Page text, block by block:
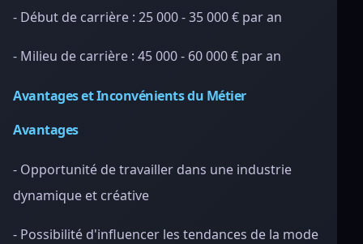
- Début de carrière : 25 000 - 35 000 € par an
- Milieu de carrière : 45 000 - 60 000 € par an
Avantages et Inconvénients du Métier
Avantages
- Opportunité de travailler dans une industrie
dynamique et créative
- Possibilité d'influencer les tendances de la mode